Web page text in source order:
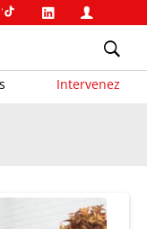
Intervenez